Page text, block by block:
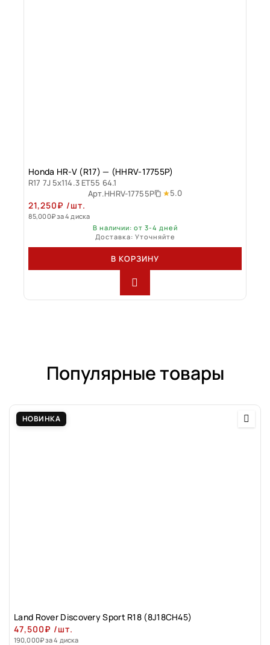
Honda HR-V (R17) — (HHRV-17755P)
R17 7J 5x114.3 ET55 64.1
Арт.HHRV-17755P 5.0
21,250₽ /шт.
85,000₽за 4 диска
В наличии: от 3-4 дней
Доставка: Уточняйте
В КОРЗИНУ
Популярные товары
НОВИНКА
Land Rover Discovery Sport R18 (8J18CH45)
47,500₽ /шт.
190,000₽за 4 диска